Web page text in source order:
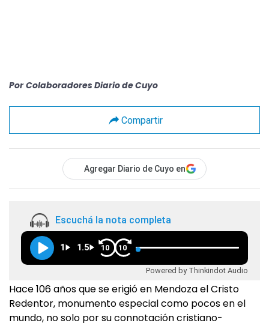
Por Colaboradores Diario de Cuyo
Compartir
Agregar Diario de Cuyo en
Escuchá la nota completa
1 1.5 10 10
Powered by Thinkindot Audio
Hace 106 años que se erigió en Mendoza el Cristo
Redentor, monumento especial como pocos en el
mundo, no solo por su connotación cristiano-